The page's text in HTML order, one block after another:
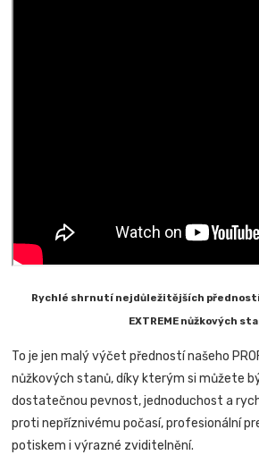
Rychlé shrnutí nejdůležitějších předností
EXTREME nůžkových
To je jen malý výčet předností našeho
nůžkových stanů, díky kterým si můžete
dostatečnou pevnost, jednoduchost a
proti nepříznivému počasí, profesionální
potiskem i výrazné zviditelnění.